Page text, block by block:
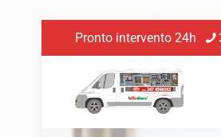
Pronto intervento 24h